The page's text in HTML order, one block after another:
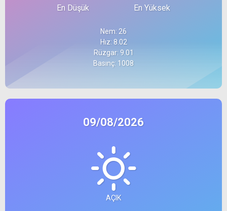
En Düşük En Yüksek
Nem: 26
Hız: 8.02
Rüzgar: 9.01
Basınç: 1008
09/08/2026
AÇIK